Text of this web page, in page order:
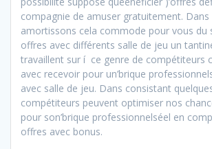
compagnie de amuser gratuitement. Dans
amortissons cela commode pour vous du
offres avec différents salle de jeu un
travaillent sur í ce genre de compétiteurs
avec recevoir pour un’brique
avec salle de jeu. Dans consistant
compétiteurs peuvent optimiser nos
pour son’brique professionnelséel en
offres avec bonus.